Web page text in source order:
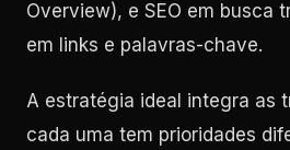
Overview), e SEO em busca
em links e palavras-chave.
A estratégia ideal integra as
cada uma tem prioridades